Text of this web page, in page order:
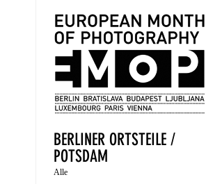
BERLINER ORTSTEILE /
POTSDAM
Alle